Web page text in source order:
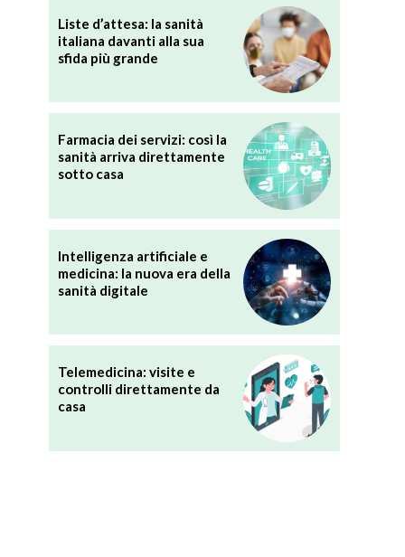
Liste d’attesa: la sanità
italiana davanti alla sua
sfida più grande
Farmacia dei servizi: così la
sanità arriva direttamente
sotto casa
Intelligenza artificiale e
medicina: la nuova era della
sanità digitale
Telemedicina: visite e
controlli direttamente da
casa